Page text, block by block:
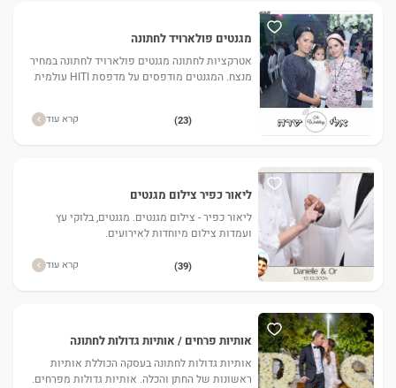
מגנטים פולארויד לחתונה
אטרקציות לחתונה מגנטים פולארויד לחתונה במחיר
מנצח. המגנטים מודפסים על מדפסת HITI עולמית
(23) קרא עוד
ליאור כפיר צילום מגנטים
ליאור כפיר - צילום מגנטים. מגנטים, בלוקי עץ
ועמדות צילום מיוחדות לאירועים.
(39) קרא עוד
אותיות פרחים / אותיות גדולות לחתונה
אותיות גדולות לחתונה בעסקה הכוללת אותיות
ראשונות של החתן והכלה. אותיות גדולות מפרחים.